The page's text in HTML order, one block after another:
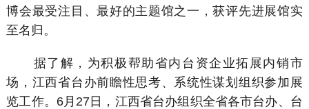
博会最受注目、最好的主题馆之一，获评先进展馆实
至名归。
据了解，为积极帮助省内台资企业拓展内销市
场，江西省台办前瞻性思考、系统性谋划组织参加展
览工作。6月27日，江西省台办组织全省各市台办、台